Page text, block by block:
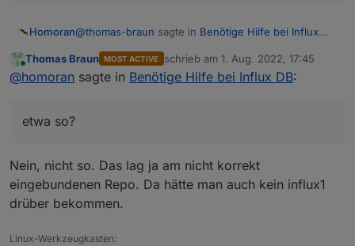
Homoran@thomas-braun sagte in Benötige Hilfe bei Influx
weil der dann gar nicht in der Auslage liegt.
Unable to locate package influxdb2
Online
Thomas Braun MOST ACTIVE schrieb am 1. Aug. 2022, 17:45
zuletzt editiert von
@homoran sagte in Benötige Hilfe bei Influx DB:
etwa so?
Nein, nicht so. Das lag ja am nicht korrekt
eingebundenen Repo. Da hätte man auch kein influx1
drüber bekommen.
Linux-Werkzeugkasten: